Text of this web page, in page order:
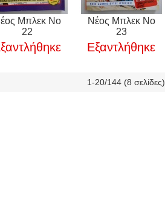
Μπλεκ Νο
22
Νέος Μπλεκ Νο
23
Εξαντλήθηκε
1-20/144 (8 σελίδες)